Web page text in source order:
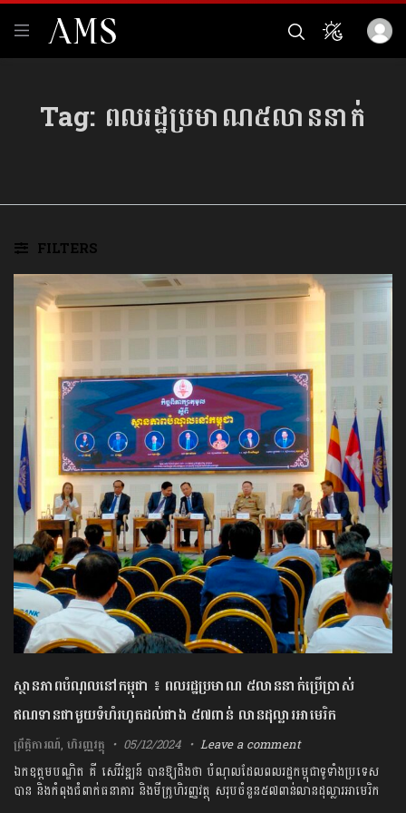
Tag: ពលរដ្ឋប្រមាណ៥លាននាក់
FILTERS
ស្ថានភាពបំណុលនៅកម្ពុជា ៖ ពលរដ្ឋ​​ប្រមាណ ៥លាន​នាក់ប្រើប្រាស់
ឥណទាន​ជាមួយទំហំរហូតដល់ជាង ៥៧ពាន់ លានដុល្លារ​អាមេរិក
ព្រឹត្តិការណ៍,ហិរញ្ញវត្ថុ 05/12/2024 Leave a comment
ឯកឧត្តមបណ្ឌិត​ គី សេរីវឌ្ឍន៍ បានឱ្យដឹងថា​ បំណុល​ដែល​ពលរដ្ឋ​កម្ពុជា​ទូទាំង​ប្រទេស​
បាន និងកំពុងជំពាក់​ធនាគារ និងមី​ក្រូ​ហិរ​ញ្ញ​វត្ថុ​​ សរុប​ចំនួន៥៧​ពាន់លានដុល្លារអាមេរិក